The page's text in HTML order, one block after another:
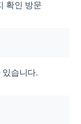
확인 방문
있습니다.